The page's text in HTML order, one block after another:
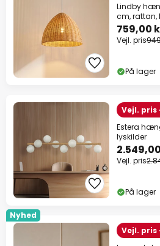
Lindby
cm, rattan,
759,00
Vejl. pris
På lager
Vejl. pris
Estera
lyskilder
Vejl. pris
På lager
Nyhed
Vejl. pris